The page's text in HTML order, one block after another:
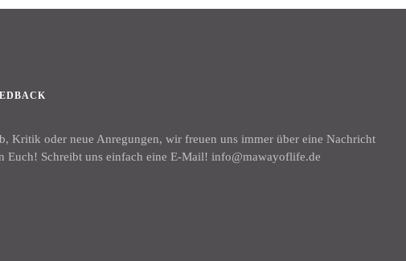
Kritik oder neue Anregungen, wir freuen uns immer über eine Nachricht
Euch! Schreibt uns einfach eine E-Mail! info@mawayoflife.de